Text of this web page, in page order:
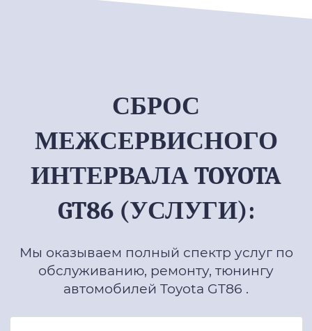
СБРОС
МЕЖСЕРВИСНОГО
ИНТЕРВАЛА TOYOTA
GT86 (УСЛУГИ):
Мы оказываем полный спектр услуг по
обслуживанию, ремонту, тюнингу
автомобилей Toyota GT86 .